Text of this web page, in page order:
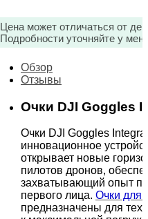
Цена может отличаться от
Подробности уточняйте у
Обзор
Отзывы
Очки DJI Goggles
Очки DJI Goggles
инновационное
открывает новые
пилотов дронов,
захватывающий опыт
первого лица. Очки для
предназначены для тех,